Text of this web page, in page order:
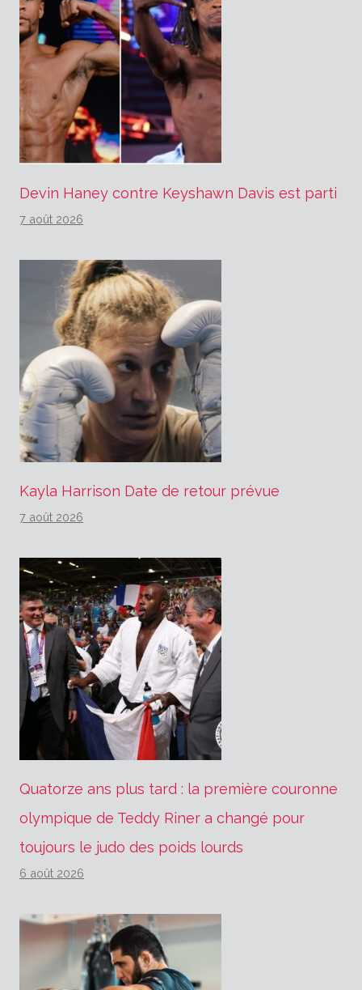
Devin Haney contre Keyshawn Davis est parti
7 août 2026
Kayla Harrison Date de retour prévue
7 août 2026
Quatorze ans plus tard : la première couronne
olympique de Teddy Riner a changé pour
toujours le judo des poids lourds
6 août 2026